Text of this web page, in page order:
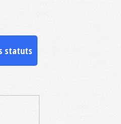
statuts